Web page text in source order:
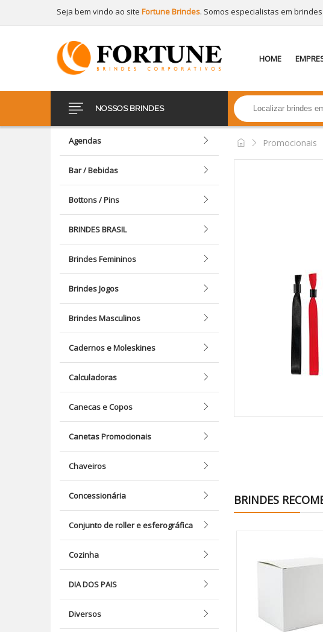
Seja bem vindo ao site Fortune Brindes. Somos especialistas em brindes.
HOME
NOSSOS BRINDES
Agendas
Bar / Bebidas
Bottons / Pins
BRINDES BRASIL
Brindes Femininos
Brindes Jogos
Brindes Masculinos
Cadernos e Moleskines
Calculadoras
Canecas e Copos
Canetas Promocionais
Chaveiros
Concessionária
Conjunto de roller e esferográfica
Cozinha
DIA DOS PAIS
Diversos
Promocionais
BRINDES